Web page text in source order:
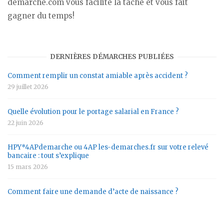
demarche.com vous facilite la tâche et vous fait
gagner du temps!
DERNIÈRES DÉMARCHES PUBLIÉES
Comment remplir un constat amiable après accident ?
29 juillet 2026
Quelle évolution pour le portage salarial en France ?
22 juin 2026
HPY*4APdemarche ou 4AP les-demarches.fr sur votre relevé
bancaire : tout s’explique
15 mars 2026
Comment faire une demande d’acte de naissance ?